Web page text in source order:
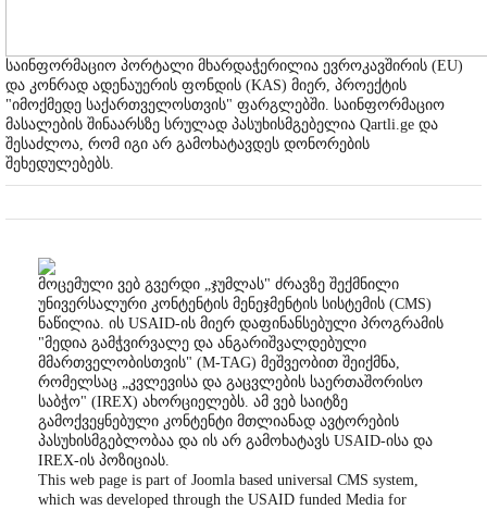
საინფორმაციო პორტალი მხარდაჭერილია ევროკავშირის (EU)
და კონრად ადენაუერის ფონდის (KAS) მიერ, პროექტის
"იმოქმედე საქართველოსთვის" ფარგლებში. საინფორმაციო
მასალების შინაარსზე სრულად პასუხისმგებელია Qartli.ge და
შესაძლოა, რომ იგი არ გამოხატავდეს დონორების
შეხედულებებს.
მოცემული ვებ გვერდი „ჯუმლას" ძრავზე შექმნილი
უნივერსალური კონტენტის მენეჯმენტის სისტემის (CMS)
ნაწილია. ის USAID-ის მიერ დაფინანსებული პროგრამის
"მედია გამჭვირვალე და ანგარიშვალდებული
მმართველობისთვის" (M-TAG) მეშვეობით შეიქმნა,
რომელსაც „კვლევისა და გაცვლების საერთაშორისო
საბჭო" (IREX) ახორციელებს. ამ ვებ საიტზე
გამოქვეყნებული კონტენტი მთლიანად ავტორების
პასუხისმგებლობაა და ის არ გამოხატავს USAID-ისა და
IREX-ის პოზიციას.
This web page is part of Joomla based universal CMS system,
which was developed through the USAID funded Media for